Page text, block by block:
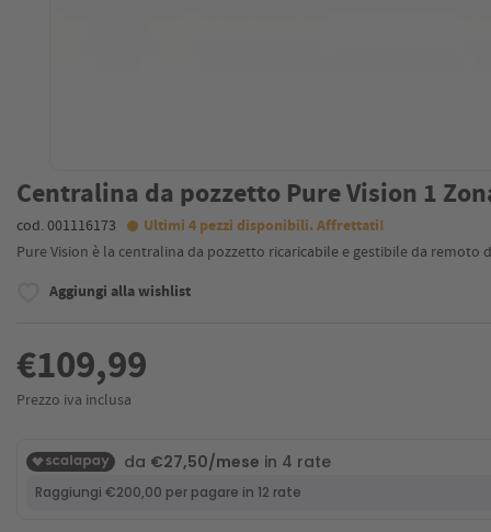
Centralina da pozzetto Pure Vision 1
cod. 001116173 Ultimi 4 pezzi disponibili. Affrettati!
Pure Vision è la centralina da pozzetto ricaricabile e gestibile da
Aggiungi alla wishlist
€109,99
Prezzo iva inclusa